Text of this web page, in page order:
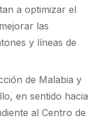
a optimizar el
las
y líneas de
de Malabia y
en sentido hacia
al Centro de